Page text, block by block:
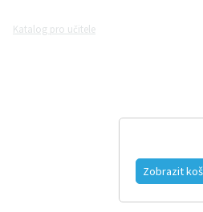
Katalog pro učitele
Zobrazit
KALENDÁŘ AKCÍ